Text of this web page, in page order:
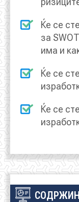
Ќе се
за
има и
Ќе се
Ќе се